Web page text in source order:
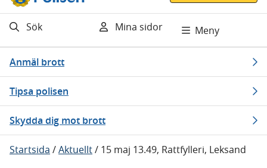
Sök Mina sidor Meny
Anmäl brott
Tipsa polisen
Skydda dig mot brott
Startsida /Aktuellt/ 15 maj 13.49, Rattfylleri, Leksand